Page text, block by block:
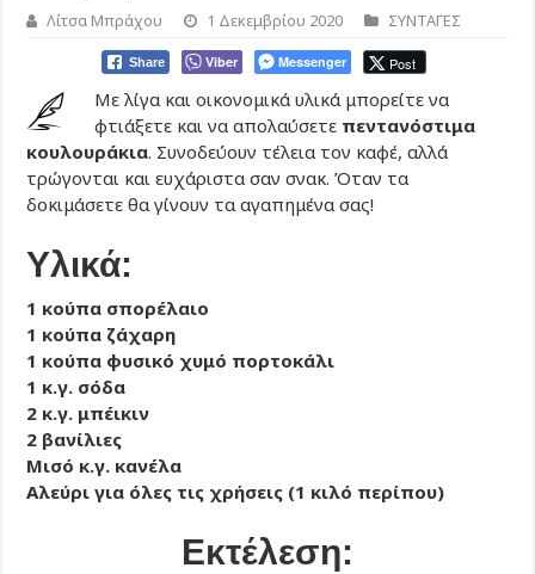
Λίτσα Μπράχου 1 Δεκεμβρίου 2020 ΣΥΝΤΑΓΕΣ
Share Viber Messenger Post
Με λίγα και οικονομικά υλικά μπορείτε να
φτιάξετε και να απολαύσετε πεντανόστιμα
κουλουράκια. Συνοδεύουν τέλεια τον καφέ, αλλά
τρώγονται και ευχάριστα σαν σνακ. Όταν τα
δοκιμάσετε θα γίνουν τα αγαπημένα σας!
Υλικά:
1 κούπα σπορέλαιο
1 κούπα ζάχαρη
1 κούπα φυσικό χυμό πορτοκάλι
1 κ.γ. σόδα
2 κ.γ. μπέικιν
2 βανίλιες
Μισό κ.γ. κανέλα
Αλεύρι για όλες τις χρήσεις (1 κιλό περίπου)
Εκτέλεση: